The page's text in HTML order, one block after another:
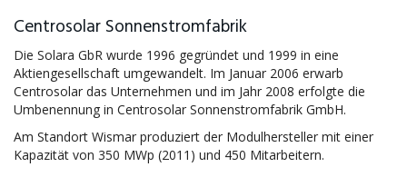
Centrosolar Sonnenstromfabrik
Die Solara GbR wurde 1996 gegründet und 1999 in eine
Aktiengesellschaft umgewandelt. Im Januar 2006 erwarb
Centrosolar das Unternehmen und im Jahr 2008 erfolgte die
Umbenennung in Centrosolar Sonnenstromfabrik GmbH.
Am Standort Wismar produziert der Modulhersteller mit einer
Kapazität von 350 MWp (2011) und 450 Mitarbeitern.